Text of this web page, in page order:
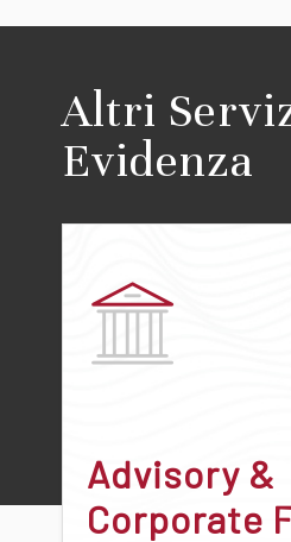
Altri
Evidenza
Advisory &
Corporate